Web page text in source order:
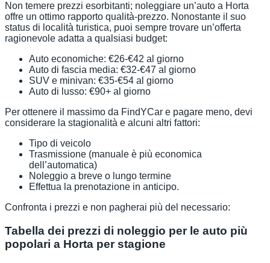
Non temere prezzi esorbitanti; noleggiare un’auto a Horta
offre un ottimo rapporto qualità-prezzo. Nonostante il suo
status di località turistica, puoi sempre trovare un’offerta
ragionevole adatta a qualsiasi budget:
Auto economiche: €26-€42 al giorno
Auto di fascia media: €32-€47 al giorno
SUV e minivan: €35-€54 al giorno
Auto di lusso: €90+ al giorno
Per ottenere il massimo da FindYCar e pagare meno, devi
considerare la stagionalità e alcuni altri fattori:
Tipo di veicolo
Trasmissione (manuale è più economica
dell’automatica)
Noleggio a breve o lungo termine
Effettua la prenotazione in anticipo.
Confronta i prezzi e non pagherai più del necessario:
Tabella dei prezzi di noleggio per le auto più
popolari a Horta per stagione